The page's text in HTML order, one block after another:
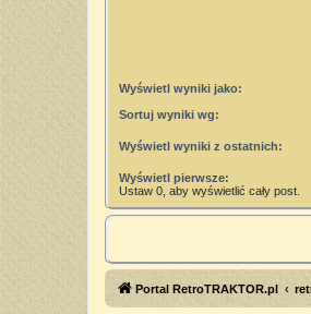
Wyświetl wyniki jako:
Sortuj wyniki wg:
Wyświetl wyniki z ostatnich:
Wyświetl pierwsze:
Ustaw 0, aby wyświetlić cały post.
Portal RetroTRAKTOR.pl